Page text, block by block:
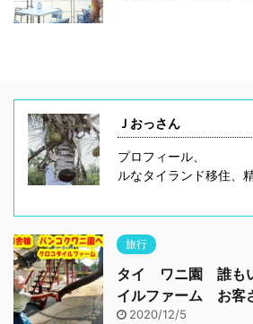
Ｊおっさん
プロフィール、
ルなタイランド移住、
旅行
タイ ワニ園 誰も
イルファーム お客
2020/12/5